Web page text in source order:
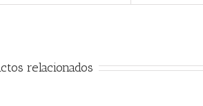
relacionados